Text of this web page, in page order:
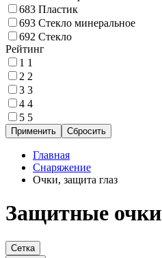
683 Пластик
693 Стекло минеральное
692 Стекло
Рейтинг
1 1
2 2
3 3
4 4
5 5
Главная
Снаряжение
Очки, защита глаз
Защитные очки
Сетка